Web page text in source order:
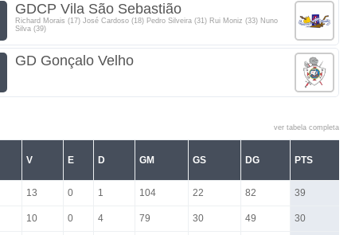
GDCP Vila São Sebastião
Richard Morais (17) José Cardoso (18) Pedro Silveira (31) Rui Moniz (33) Nuno
Silva (39)
GD Gonçalo Velho
ver tabela completa
V E D GM GS DG PTS
13 0 1 104 22 82 39
10 0 4 79 30 49 30